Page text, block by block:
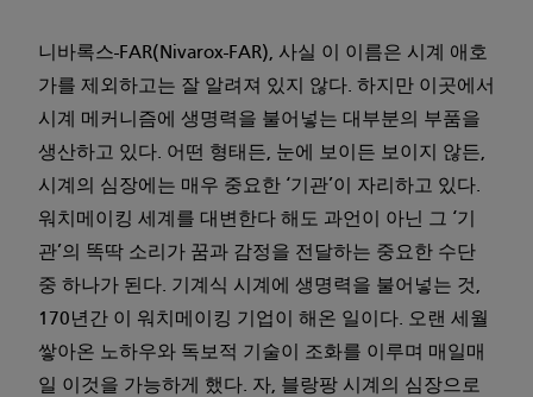
니바록스-FAR(Nivarox-FAR), 사실 이 이름은 시계 애호
가를 제외하고는 잘 알려져 있지 않다. 하지만 이곳에서
시계 메커니즘에 생명력을 불어넣는 대부분의 부품을
생산하고 있다. 어떤 형태든, 눈에 보이든 보이지 않든,
시계의 심장에는 매우 중요한 ‘기관’이 자리하고 있다.
워치메이킹 세계를 대변한다 해도 과언이 아닌 그 ‘기
관’의 똑딱 소리가 꿈과 감정을 전달하는 중요한 수단
중 하나가 된다. 기계식 시계에 생명력을 불어넣는 것,
170년간 이 워치메이킹 기업이 해온 일이다. 오랜 세월
쌓아온 노하우와 독보적 기술이 조화를 이루며 매일매
일 이것을 가능하게 했다. 자, 블랑팡 시계의 심장으로